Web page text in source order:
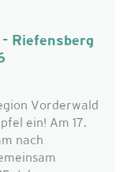
Riefensberg
Vorderwald
ein! Am 17.
nach